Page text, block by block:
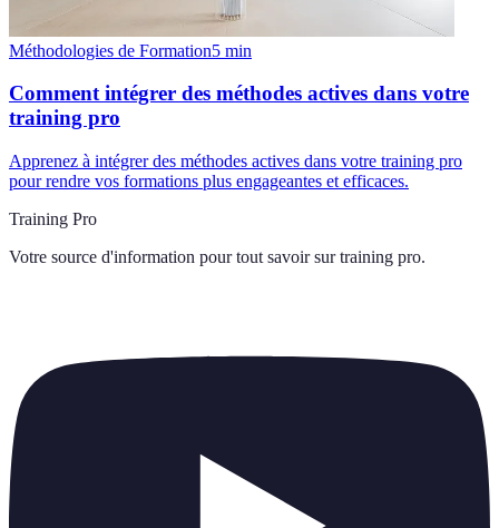
Méthodologies de Formation5 min
Comment intégrer des méthodes actives dans votre
training pro
Apprenez à intégrer des méthodes actives dans votre training pro
pour rendre vos formations plus engageantes et efficaces.
Training Pro
Votre source d'information pour tout savoir sur training pro.